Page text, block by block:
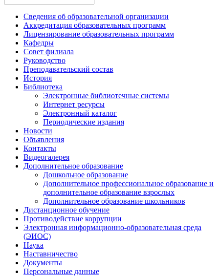
Сведения об образовательной организации
Аккредитация образовательных программ
Лицензирование образовательных программ
Кафедры
Совет филиала
Руководство
Преподавательский состав
История
Библиотека
Электронные библиотечные системы
Интернет ресурсы
Электронный каталог
Периодические издания
Новости
Объявления
Контакты
Видеогалерея
Дополнительное образование
Дошкольное образование
Дополнительное профессиональное образование и
дополнительное образование взрослых
Дополнительное образование школьников
Дистанционное обучение
Противодействие коррупции
Электронная информационно-образовательная среда
(ЭИОС)
Наука
Наставничество
Документы
Персональные данные